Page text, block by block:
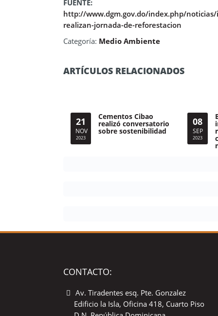
FUENTE:
http://www.dgm.gov.do/index.php/
realizan-jornada-de-reforestacion
Categoría: Medio Ambiente
ARTÍCULOS RELACIONADOS
21
NOV
2023
Cementos Cibao
realizó conversatorio
sobre sostenibilidad
08
SEP
2023
CONTACTO:
Av. Tiradentes esq. Pte. Gonzalez
Edificio la Isla, Oficina 418, Cuarto Piso